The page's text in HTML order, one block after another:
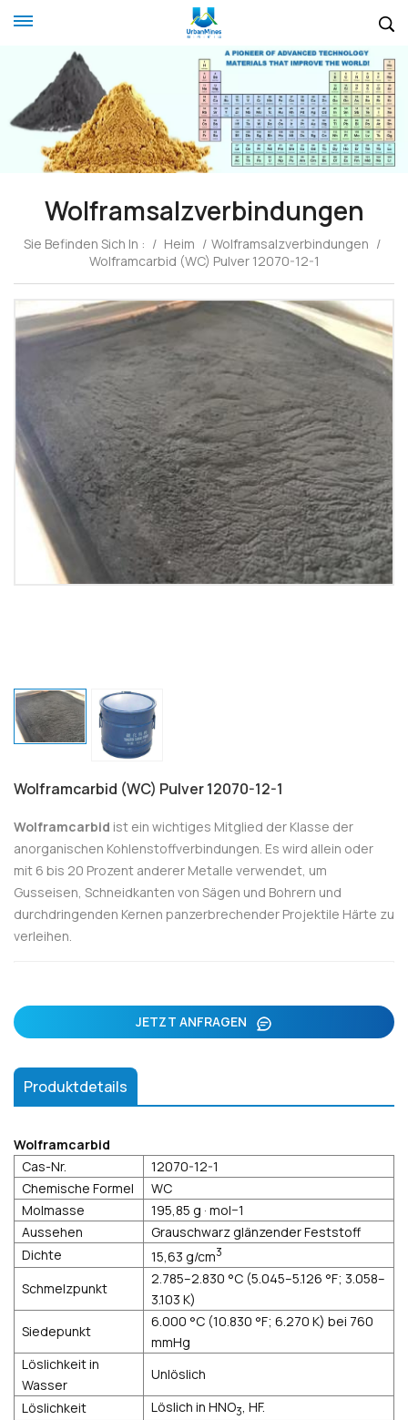
Wolframsalzverbindungen
Sie Befinden Sich In : / Heim / Wolframsalzverbindungen /
Wolframcarbid (WC) Pulver 12070-12-1
Wolframcarbid (WC) Pulver 12070-12-1
Wolframcarbid ist ein wichtiges Mitglied der Klasse der
anorganischen Kohlenstoffverbindungen. Es wird allein oder
mit 6 bis 20 Prozent anderer Metalle verwendet, um
Gusseisen, Schneidkanten von Sägen und Bohrern und
durchdringenden Kernen panzerbrechender Projektile Härte zu
verleihen.
JETZT ANFRAGEN
Produktdetails
Wolframcarbid
Cas-Nr.
12070-12-1
Chemische Formel
WC
Molmasse
195,85 g · mol−1
Aussehen
Grauschwarz glänzender Feststoff
Dichte
15,63 g/cm3
Schmelzpunkt
2.785–2.830 °C (5.045–5.126 °F; 3.058–
3.103 K)
Siedepunkt
6.000 °C (10.830 °F; 6.270 K) bei 760
mmHg
Löslichkeit in
Wasser
Unlöslich
Löslichkeit
Löslich in HNO3, HF.